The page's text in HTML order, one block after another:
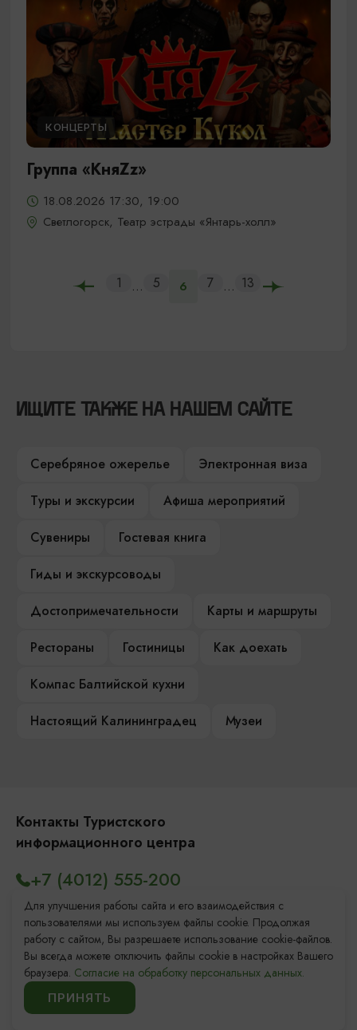
КОНЦЕРТЫ
Группа «КняZz»
18.08.2026 17:30, 19:00
Светлогорск, Театр эстрады «Янтарь-холл»
1 ... 5 6 7 ... 13
ИЩИТЕ ТАКЖЕ НА НАШЕМ САЙТЕ
Серебряное ожерелье
Электронная виза
Туры и экскурсии
Афиша мероприятий
Сувениры
Гостевая книга
Гиды и экскурсоводы
Достопримечательности
Карты и маршруты
Рестораны
Гостиницы
Как доехать
Компас Балтийской кухни
Настоящий Калининградец
Музеи
Контакты Туристского
информационного центра
Площадь Победы, 1 Закрыто
ул. Октябрьская, 2/3 Закрыто
+7 (4012) 555-200
8 (800) 200-55-39
info@visit-kaliningrad.ru
Для улучшения работы сайта и его взаимодействия с
пользователями мы используем файлы cookie. Продолжая
работу с сайтом, Вы разрешаете использование cookie-файлов.
Вы всегда можете отключить файлы cookie в настройках Вашего
браузера. Согласие на обработку персональных данных.
ПРИНЯТЬ